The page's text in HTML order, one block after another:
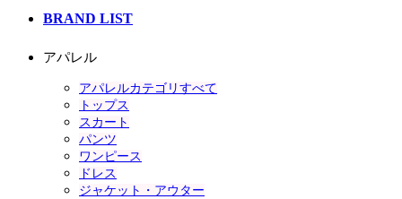
BRAND LIST
アパレル
アパレルカテゴリすべて
トップス
スカート
パンツ
ワンピース
ドレス
ジャケット・アウター